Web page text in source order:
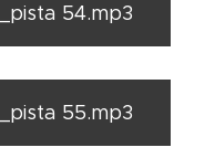
54.mp3
55.mp3